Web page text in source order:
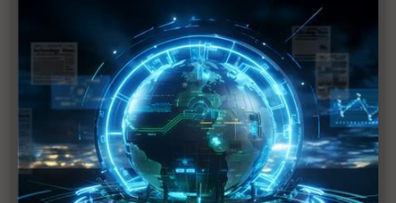
商用機帶動高階產品、AI無人機模組放量 義隆不怕
PC下滑衝擊
擷發軟硬體前進Embedded World AIVO平台延伸
至無人機
聯詠估記憶體成2026需求關鍵 掌握「視覺邊緣AI」
新成長主力